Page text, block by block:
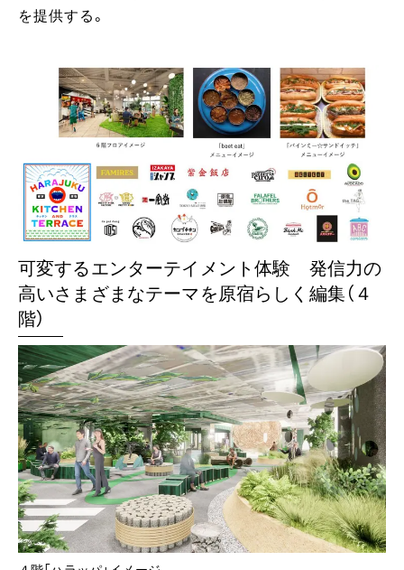
を提供する。
可変するエンターテイメント体験 発信力の
高いさまざまなテーマを原宿らしく編集（４
階）